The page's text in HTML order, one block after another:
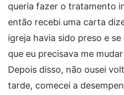
queria fazer o tratamento
então recebi uma carta
igreja havia sido preso e
que eu precisava me
Depois disso, não ousei
tarde, comecei a